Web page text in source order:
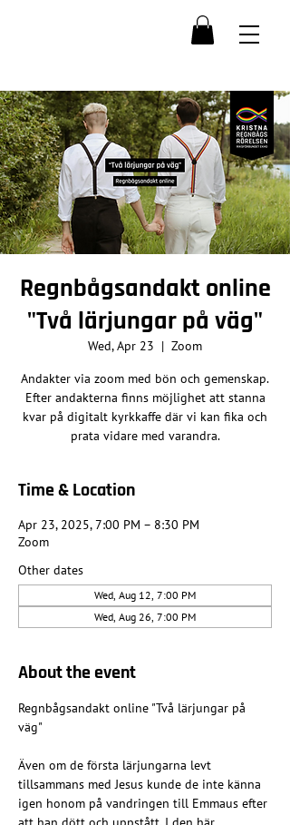
Regnbågsandakt online
"Två lärjungar på väg"
Wed, Apr 23
  |
Zoom
Andakter via zoom med bön och gemenskap.
Efter andakterna finns möjlighet att stanna
kvar på digitalt kyrkkaffe där vi kan fika och
prata vidare med varandra.
Time & Location
Apr 23, 2025, 7:00 PM – 8:30 PM
Zoom
Other dates
Wed, Aug 12, 7:00 PM
Wed, Aug 26, 7:00 PM
About the event
Regnbågsandakt online "Två lärjungar på
väg"
Även om de första lärjungarna levt
tillsammans med Jesus kunde de inte känna
igen honom på vandringen till Emmaus efter